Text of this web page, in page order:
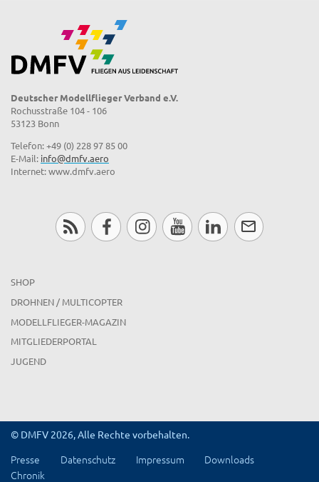
Deutscher Modellflieger Verband e.V.
Rochusstraße 104 - 106
53123 Bonn
Telefon: +49 (0) 228 97 85 00
E-Mail: info@dmfv.aero
Internet: www.dmfv.aero
SHOP
DROHNEN / MULTICOPTER
MODELLFLIEGER-MAGAZIN
MITGLIEDERPORTAL
JUGEND
© DMFV 2026, Alle Rechte vorbehalten.
Presse Datenschutz Impressum
Downloads
Chronik